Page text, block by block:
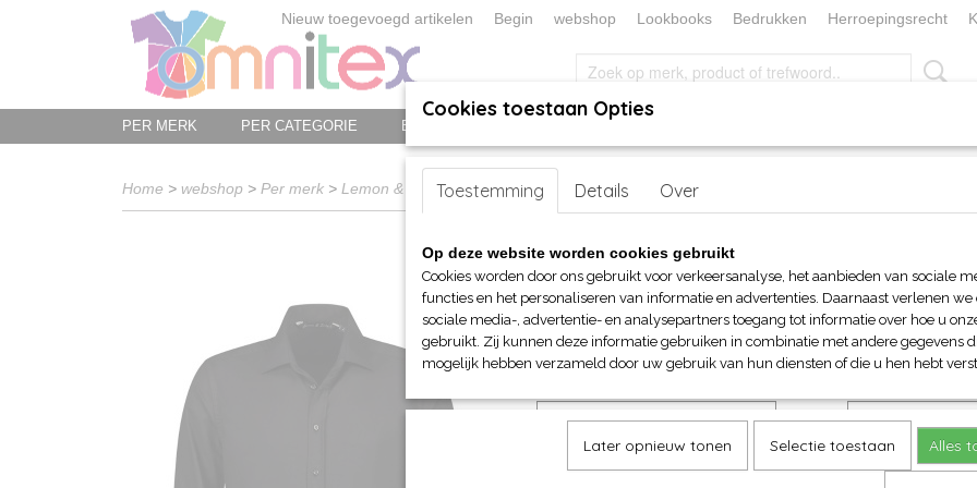
Nieuw toegevoegd artikelen Begin webshop Lookbooks Bedrukken Herroepingsrecht
PER MERK PER CATEGORIE BED-, BAD-, KEUKEN EN TAFELLINNEN KERST/
Home > webshop > Per merk > Lemon & Soda>Voor hem> Shirts> L&S Stretch Poly-Cotton Mix Poplin shirt LM
L&S Stretch Poly-Cotton Mix
LM
€ 51,95 (inclusief btw 21%)
Cookies toestaan Opties
Toestemming Details Over
Op deze website worden cookies gebruikt
Cookies worden door ons gebruikt voor verkeersanalyse, het aanbieden van sociale
functies en het personaliseren van informatie en advertenties. Daarnaast verlenen we
sociale media-, advertentie- en analysepartners toegang tot informatie over hoe u
gebruikt. Zij kunnen deze informatie gebruiken in combinatie met andere gegevens
mogelijk hebben verzameld door uw gebruik van hun diensten of die u hen hebt
Later opnieuw tonen Selectie toestaan Alles